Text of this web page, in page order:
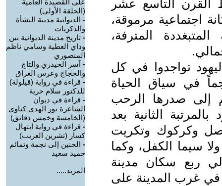
التاسع عشر
اجتماعية مرموقة،
المترفة،
تواجدوا في كل
في سياق الحياة
إلى صدرها الرحب
الثانية بعد
وكركوك وتكريت
ولا سيما الكفل، وكما
عام 1951م حوالي ربع سكان مدينة
في غرب المدينة على
على القصيدة العامية
(الحلقة الأولى)
- الديوانية مدينة النشأة
والذكريات
- تاريخ مدينة الديوانية بين
وداي العطية وسامي ناظم
المنصوري
- آسر الحيدري والتاج
والحجاج وعرس العراق
- قراءة في رواية (قيلولة)
للدكتور سلام حربة
- قراءة في ديوان
الشاعرة نور الهدى كناوي
(الخامسة وخمس دقائق)
- قراءة في رواية ابتهال
كسار (تشرين الغريب)
- الحنين إلى نجمة وتمائم
حميد سعيد
المزيد.....